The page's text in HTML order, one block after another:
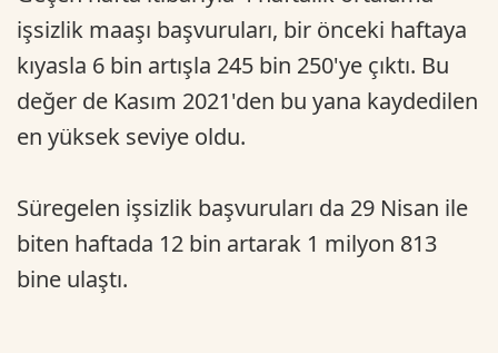
işsizlik maaşı başvuruları, bir önceki haftaya
kıyasla 6 bin artışla 245 bin 250'ye çıktı. Bu
değer de Kasım 2021'den bu yana kaydedilen
en yüksek seviye oldu.
Süregelen işsizlik başvuruları da 29 Nisan ile
biten haftada 12 bin artarak 1 milyon 813
bine ulaştı.